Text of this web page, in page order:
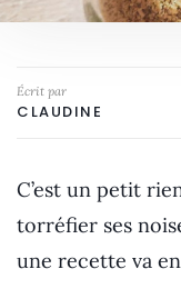
Écrit par
CLAUDINE
C’est un petit
torréfier ses
une recette va